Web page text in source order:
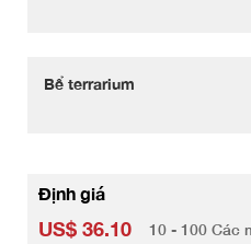
Bể terrarium
Định giá
US$ 36.10 10 - 100 Các